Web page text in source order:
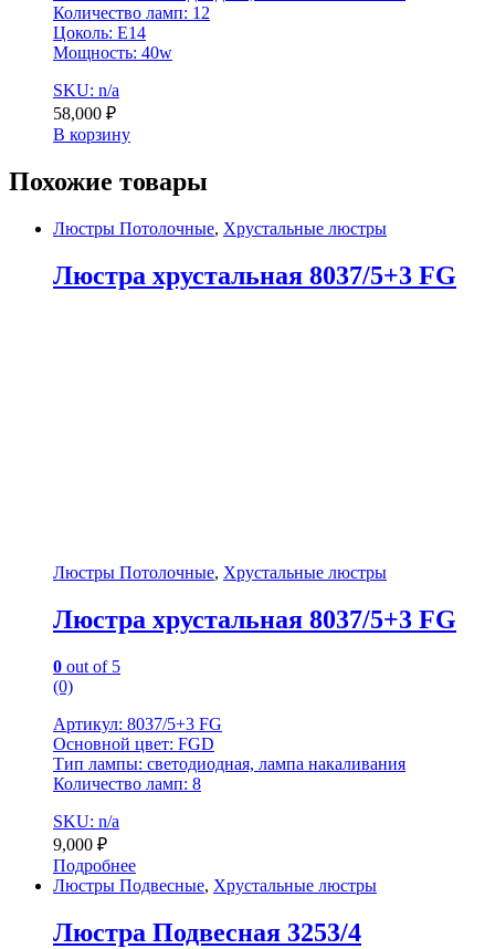
Количество ламп: 12
Цоколь: E14
Мощность: 40w
SKU: n/a
58,000 ₽
В корзину
Похожие товары
Люстры Потолочные, Хрустальные люстры
Люстра хрустальная 8037/5+3 FG
Люстры Потолочные, Хрустальные люстры
Люстра хрустальная 8037/5+3 FG
0 out of 5
(0)
Артикул: 8037/5+3 FG
Основной цвет: FGD
Тип лампы: светодиодная, лампа накаливания
Количество ламп: 8
SKU: n/a
9,000 ₽
Подробнее
Люстры Подвесные, Хрустальные люстры
Люстра Подвесная 3253/4